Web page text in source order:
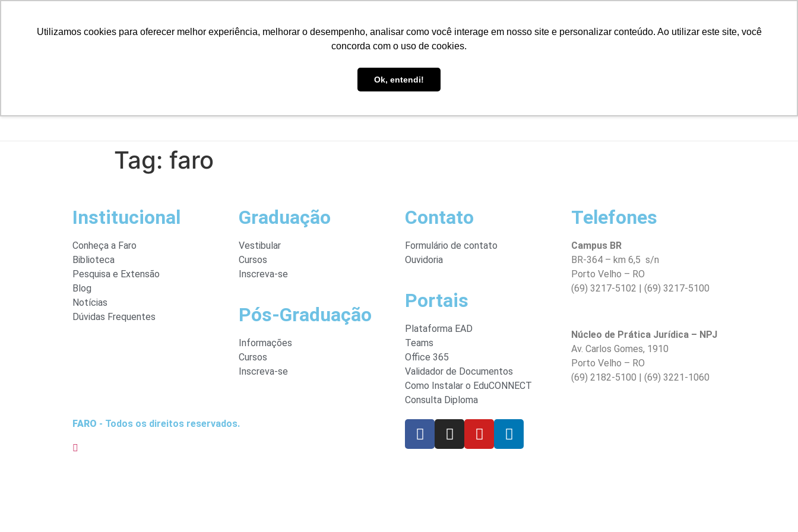
Utilizamos cookies para oferecer melhor experiência, melhorar o desempenho, analisar como você interage em nosso site e personalizar conteúdo. Ao utilizar este site, você
concorda com o uso de cookies.
Ok, entendi!
CONHEÇA A FARO CURSOS
Tag: faro
Institucional
Conheça a Faro
Biblioteca
Pesquisa e Extensão
Blog
Notícias
Dúvidas Frequentes
Graduação
Vestibular
Cursos
Inscreva-se
Pós-Graduação
Informações
Cursos
Inscreva-se
Contato
Formulário de contato
Ouvidoria
Portais
Plataforma EAD
Teams
Office 365
Validador de Documentos
Como Instalar o EduCONNECT
Consulta Diploma
Telefones
Campus BR
BR-364 – km 6,5 s/n
Porto Velho – RO
(69) 3217-5102 | (69) 3217-5100
Núcleo de Prática Jurídica – NPJ
Av. Carlos Gomes, 1910
Porto Velho – RO
(69) 2182-5100 | (69) 3221-1060
FARO - Todos os direitos reservados.